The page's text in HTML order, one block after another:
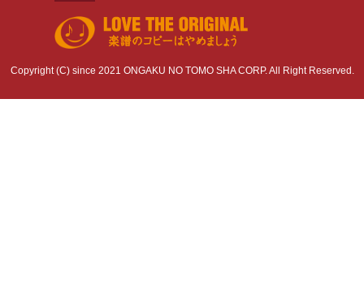
Copyright (C) since 2021 ONGAKU NO TOMO SHA CORP. All Right Reserved.